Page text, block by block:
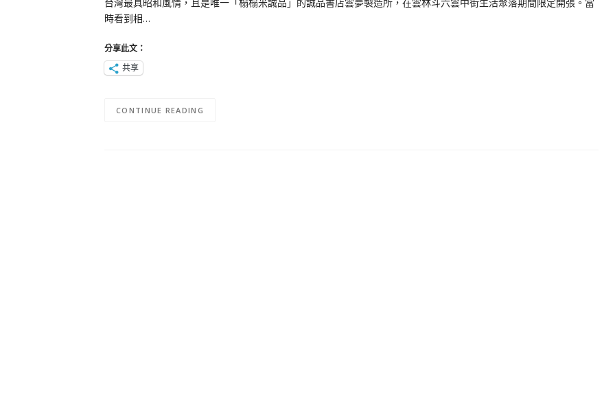
時看到相…
分享此文：
共享
CONTINUE READING